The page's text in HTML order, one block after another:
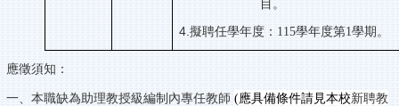
目。
4.擬聘任學年度：115學年度第1學期。
應徵須知：
一、 本職缺為助理教授級編制內專任教師 (應具備條件請見本校新聘教